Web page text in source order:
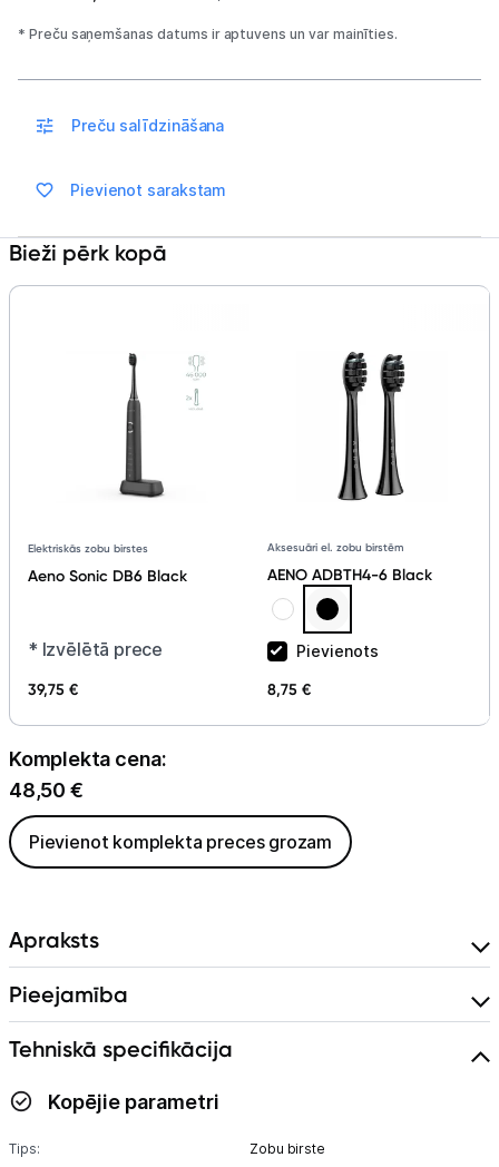
Ražotāju atjaunota tehnika
Vēlmju saraksts
Blogs
Piegāde un apmaksa
Uzņēmumiem
Tet pakalpojumi
Kontakti
Informācija
* Preču saņemšanas datums ir aptuvens un var mainīties.
Preču salīdzināšana
Pievienot sarakstam
Bieži pērk kopā
Elektriskās zobu birstes
Aeno Sonic DB6 Black
* Izvēlētā prece
39,75 €
Aksesuāri el. zobu birstēm
AENO ADBTH4-6 Black
Pievienots
8,75 €
Komplekta cena:
48,50 €
Pievienot komplekta preces grozam
Apraksts
Pieejamība
Tehniskā specifikācija
Kopējie parametri
Tips: Zobu birste